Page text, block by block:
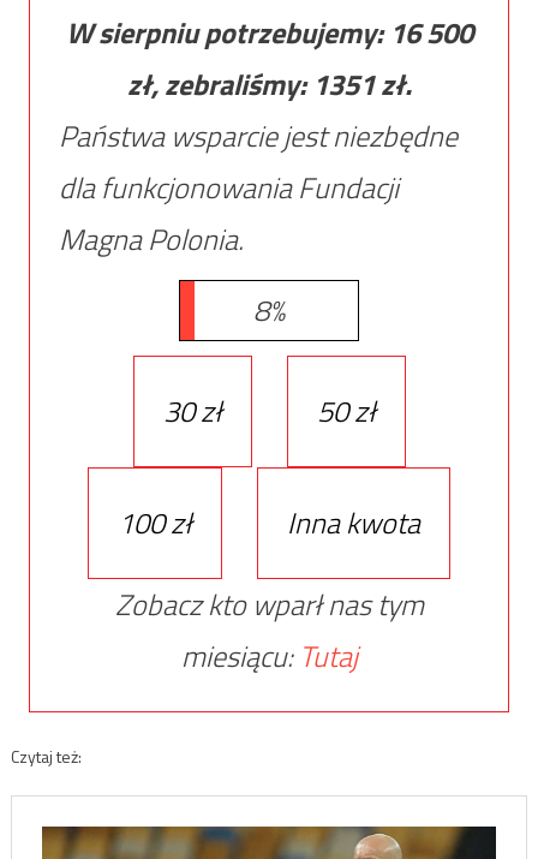
W sierpniu potrzebujemy: 16 500
zł, zebraliśmy: 1351zł.
Państwa wsparcie jest niezbędne
dla funkcjonowania Fundacji
Magna Polonia.
8%
30 zł 50 zł
100 zł
Inna kwota
Zobacz kto wparł nas tym
miesiącu: Tutaj
Czytaj też: